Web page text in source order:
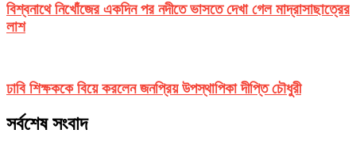
বিশ্বনাথে নিখোঁজের একদিন পর নদীতে ভাসতে দেখা গেল মাদ্রাসাছাত্রের
লাশ
ঢাবি শিক্ষককে বিয়ে করলেন জনপ্রিয় উপস্থাপিকা দীপ্তি চৌধুরী
সর্বশেষ সংবাদ